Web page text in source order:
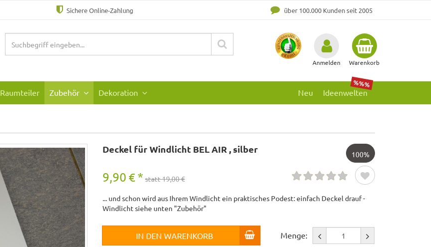
Sichere Online-Zahlung über 100.000 Kunden seit 2005
Anmelden Warenkorb
Raumteiler Zubehör Dekoration Ideenwelten
%%%
Neu
Deckel für Windlicht BEL AIR , silber 100%
9,90 € * statt 19,00 €
... und schon wird aus Ihrem Windlicht ein praktisches Podest: einfach Deckel drauf -
Windlicht siehe unten "Zubehör"
IN DEN WARENKORB Menge: